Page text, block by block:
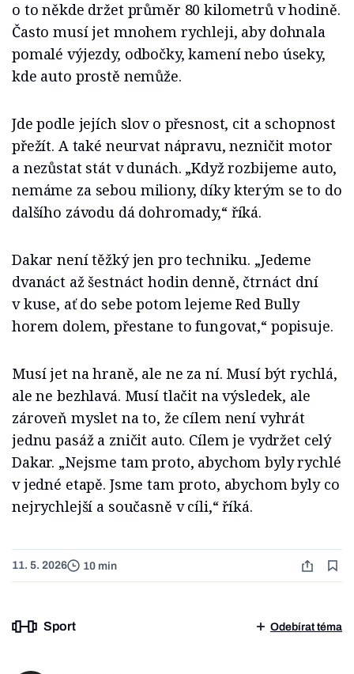
o to někde držet průměr 80 kilometrů v hodině.
Často musí jet mnohem rychleji, aby dohnala
pomalé výjezdy, odbočky, kamení nebo úseky,
kde auto prostě nemůže.
Jde podle jejích slov o přesnost, cit a schopnost
přežít. A také neurvat nápravu, nezničit motor
a nezůstat stát v dunách. „Když rozbijeme auto,
nemáme za sebou miliony, díky kterým se to do
dalšího závodu dá dohromady,“ říká.
Dakar není těžký jen pro techniku. „Jedeme
dvanáct až šestnáct hodin denně, čtrnáct dní
v kuse, ať do sebe potom lejeme Red Bully
horem dolem, přestane to fungovat,“ popisuje.
Musí jet na hraně, ale ne za ní. Musí být rychlá,
ale ne bezhlavá. Musí tlačit na výsledek, ale
zároveň myslet na to, že cílem není vyhrát
jednu pasáž a zničit auto. Cílem je vydržet celý
Dakar. „Nejsme tam proto, abychom byly rychlé
v jedné etapě. Jsme tam proto, abychom byly co
nejrychlejší a současně v cíli,“ říká.
11. 5. 2026 10 min
Sport Odebírat téma